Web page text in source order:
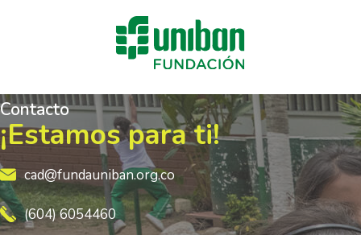
Contacto
¡Estamos para ti!
cad@fundauniban.org.co
(604) 6054460